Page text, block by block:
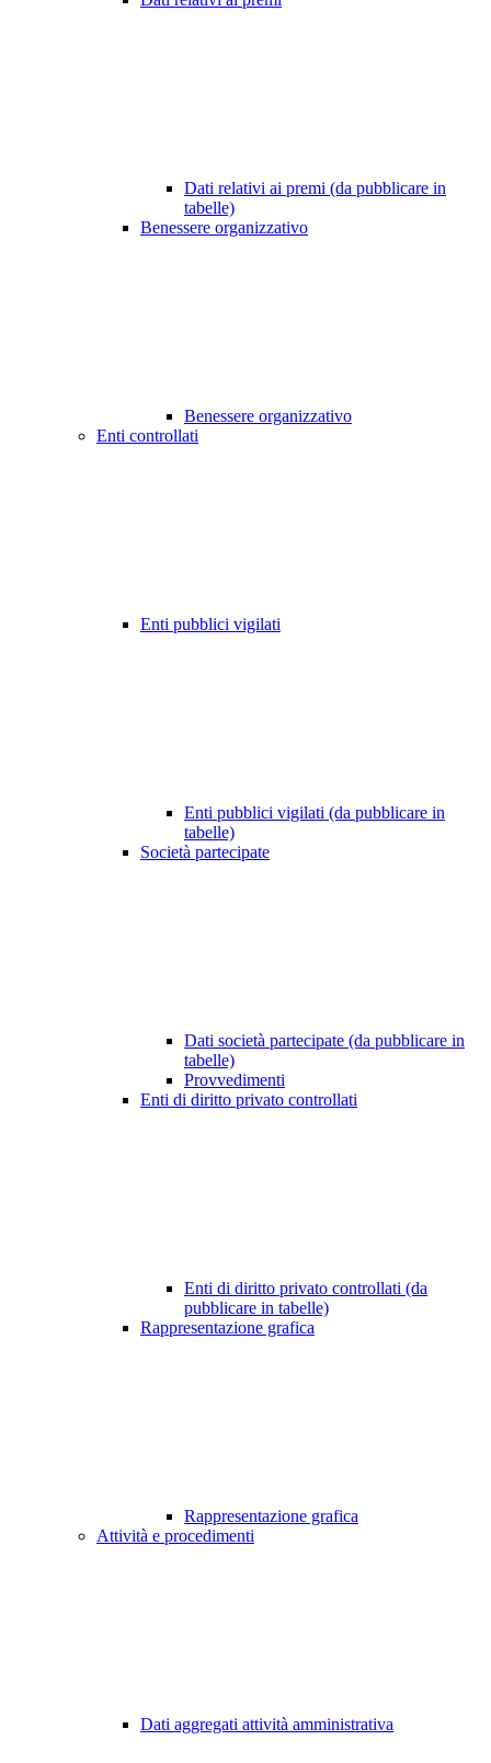
Dati relativi ai premi (da pubblicare in
tabelle)
Benessere organizzativo
Benessere organizzativo
Enti controllati
Enti pubblici vigilati
Enti pubblici vigilati (da pubblicare in
tabelle)
Società partecipate
Dati società partecipate (da pubblicare in
tabelle)
Provvedimenti
Enti di diritto privato controllati
Enti di diritto privato controllati (da
pubblicare in tabelle)
Rappresentazione grafica
Rappresentazione grafica
Attività e procedimenti
Dati aggregati attività amministrativa